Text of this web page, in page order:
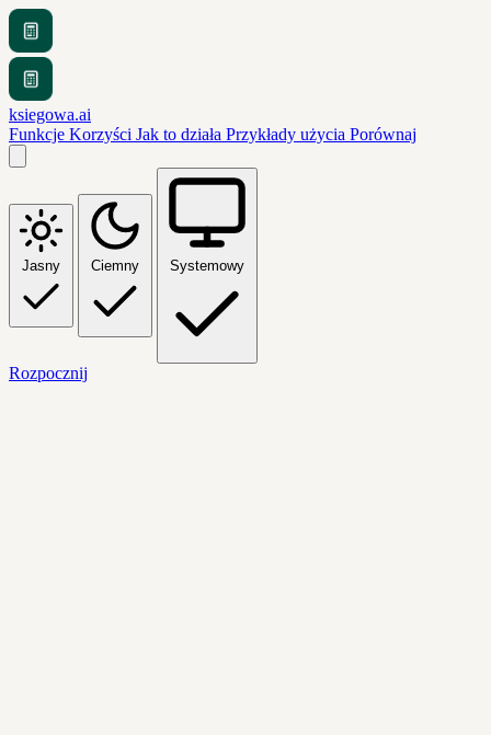
ksiegowa.ai
Funkcje Korzyści Jak to działa Przykłady użycia Porównaj
Jasny Ciemny Systemowy
Rozpocznij